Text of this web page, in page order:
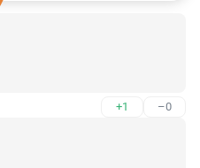
+1 –0